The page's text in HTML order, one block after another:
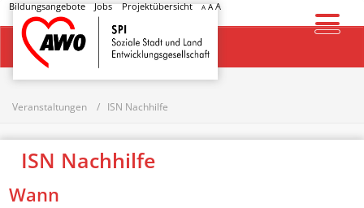
Bildungsangebote Jobs Projektübersicht A AA
Startseite
Veranstaltungen ISN Nachhilfe
ISN Nachhilfe
Wann